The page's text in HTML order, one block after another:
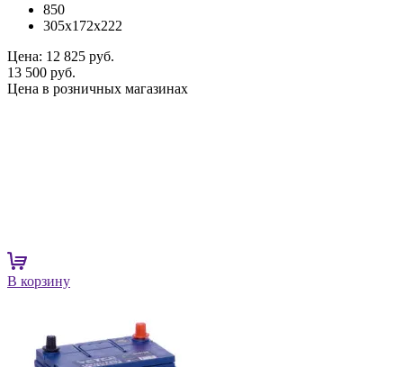
850
305x172x222
Цена: 12 825 руб.
13 500 руб.
Цена в розничных магазинах
В корзину